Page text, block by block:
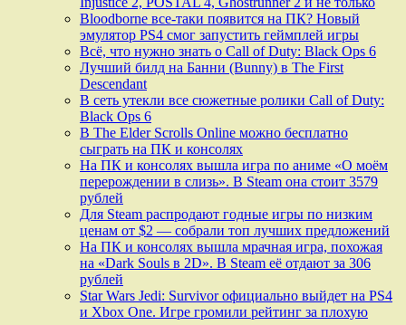
Bloodborne все-таки появится на ПК? Новый
эмулятор PS4 смог запустить геймплей игры
Всё, что нужно знать о Call of Duty: Black Ops 6
Лучший билд на Банни (Bunny) в The First
Descendant
В сеть утекли все сюжетные ролики Call of Duty:
Black Ops 6
В The Elder Scrolls Online можно бесплатно
сыграть на ПК и консолях
На ПК и консолях вышла игра по аниме «О моём
перерождении в слизь». В Steam она стоит 3579
рублей
Для Steam распродают годные игры по низким
ценам от $2 — собрали топ лучших предложений
На ПК и консолях вышла мрачная игра, похожая
на «Dark Souls в 2D». В Steam её отдают за 306
рублей
Star Wars Jedi: Survivor официально выйдет на PS4
и Xbox One. Игре громили рейтинг за плохую